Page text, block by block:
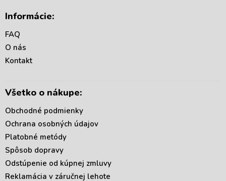
Informácie:
FAQ
O nás
Kontakt
Všetko o nákupe:
Obchodné podmienky
Ochrana osobných údajov
Platobné metódy
Spôsob dopravy
Odstúpenie od kúpnej zmluvy
Reklamácia v záručnej lehote